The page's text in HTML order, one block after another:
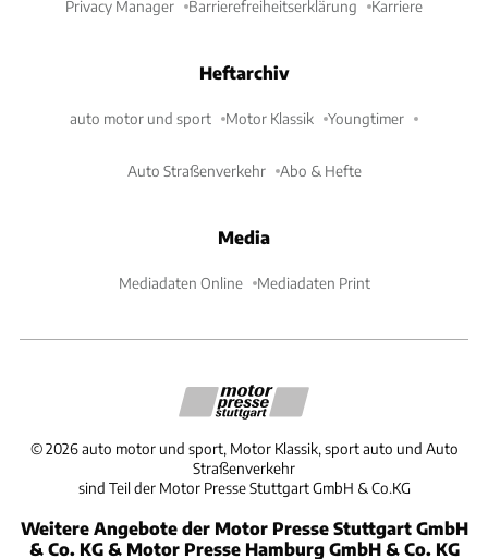
Privacy Manager Barrierefreiheitserklärung Karriere
Heftarchiv
auto motor und sport Motor Klassik Youngtimer
Auto Straßenverkehr Abo & Hefte
Media
Mediadaten Online Mediadaten Print
©2026 auto motor und sport, Motor Klassik, sport auto und Auto
Straßenverkehr
sind Teil der Motor Presse Stuttgart GmbH & Co.KG
Weitere Angebote der Motor Presse Stuttgart GmbH
& Co. KG & Motor Presse Hamburg GmbH & Co. KG